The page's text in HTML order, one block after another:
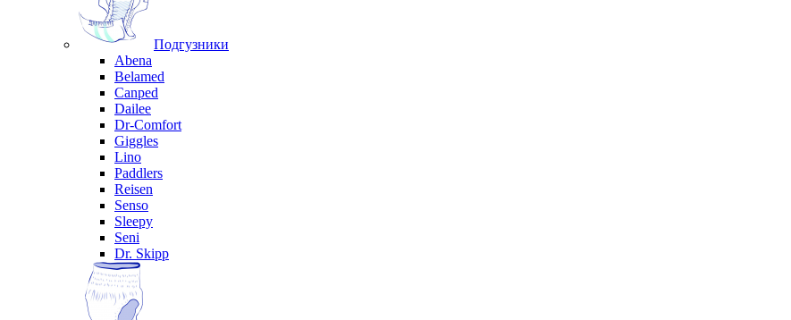
Подгузники
Abena
Belamed
Canped
Dailee
Dr-Comfort
Giggles
Lino
Paddlers
Reisen
Senso
Sleepy
Seni
Dr. Skipp